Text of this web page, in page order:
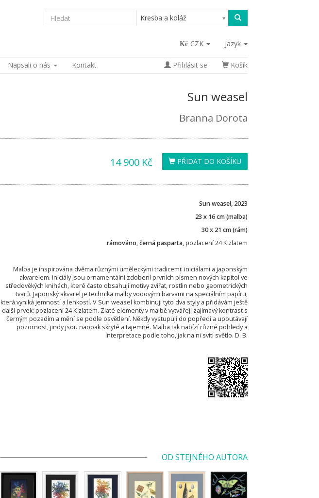
Kresba a koláž
CZK Jazyk
Napsali o nás Kontakt Přihlásit se Košík
Sun weasel
Branna Dorota
PŘIDAT DO KOŠÍKU
14 900 Kč
Sun weasel, 2023
23 x 16 cm (malba)
30 x 21 cm (rám)
rámováno, černá pasparta,pozlacení 24 K zlatem
Malba je inspirována dvěma různými uměleckými tradicemi: iniciálami a japonským
akvarelem. Iniciály jsou ornamentální zdobení prvních písmen nových kapitol ve
středověkých knihách, které často obsahují motivy zvířat, rostlin nebo geometrických
tvarů. Japonský akvarel je technika malby vodovými barvami na speciálním papíru,
která vyniká jemností a lehkostí. V Sun weasel kombinuji tyto dva styly a přidávám ještě
další prvek: pozlacení 24 K zlatem. Zlaté elementy v malbě vytvářejí zajímavý kontrast s
černým pozadím a mění se podle osvětlení. Někdy vystupují do popředí a upoutávají
pozornost, jindy jsou naopak skryté a tajemné. Malba tak nabízí různé pohledy a
interpretace podle toho, jak na ni svítí světlo. D. B.
OD STEJNÉHO AUTORA